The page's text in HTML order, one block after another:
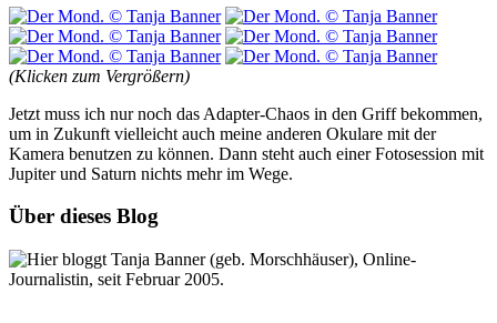
(Klicken zum Vergrößern)
Jetzt muss ich nur noch das Adapter-Chaos in den Griff bekommen,
um in Zukunft vielleicht auch meine anderen Okulare mit der
Kamera benutzen zu können. Dann steht auch einer Fotosession mit
Jupiter und Saturn nichts mehr im Wege.
Über dieses Blog
Hier bloggt Tanja Banner (geb. Morschhäuser), Online-
Journalistin, seit Februar 2005.